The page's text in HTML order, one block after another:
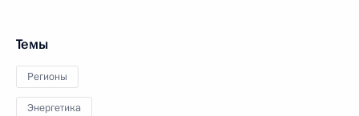
Темы
Регионы
Энергетика